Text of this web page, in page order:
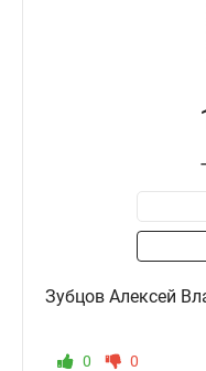
Зубцов Алексей
0 0